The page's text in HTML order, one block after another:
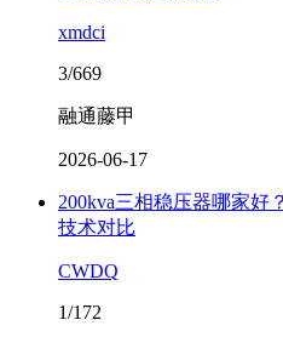
xmdci
3/669
融通藤甲
2026-06-17
200kva三相稳压器哪家好
技术对比
CWDQ
1/172